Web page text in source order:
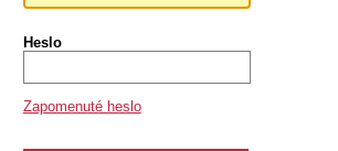
Heslo
Zapomenuté heslo